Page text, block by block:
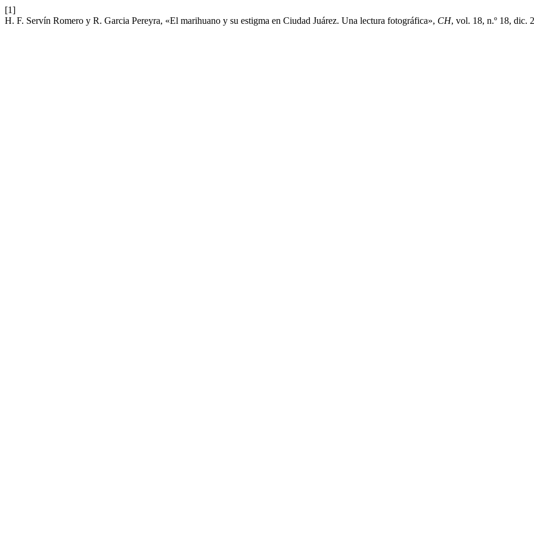
[1]
H. F. Servín Romero y R. Garcia Pereyra, «El marihuano y su estigma en Ciudad Juárez. Una lectura fotográfica», CH, vol. 18, n.º 18, dic.